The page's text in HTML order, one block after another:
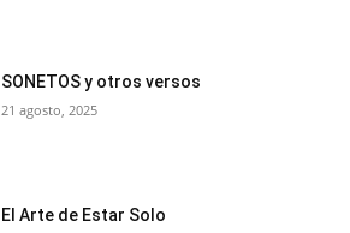
SONETOS y otros versos
21 agosto, 2025
El Arte de Estar Solo